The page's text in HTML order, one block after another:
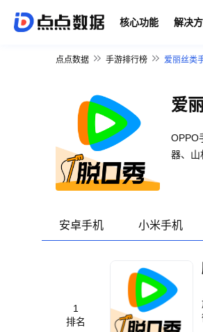
核心功能 解决
点点数据 手游排行榜 爱丽丝类
爱
OPPO
器、山
安卓手机 小米手机
1
排名